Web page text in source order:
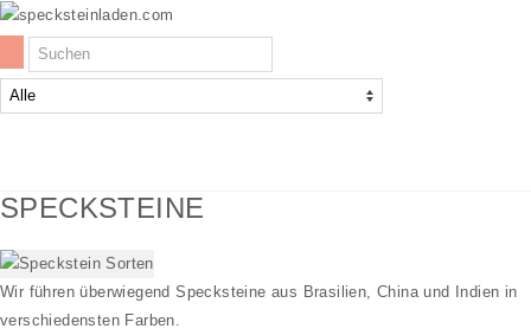
WERKZEUG
SPECKSTEINE
Wir führen überwiegend Specksteine aus Brasilien, China und Indien in
verschiedensten Farben.